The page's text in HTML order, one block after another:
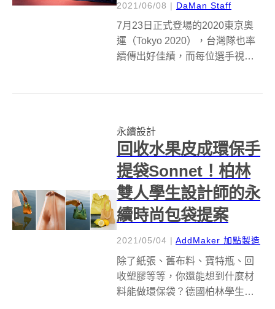
2021/06/08 | DaMan Staff
7月23日正式登場的2020東京奧
運（Tokyo 2020），台灣隊也率
續傳出好佳績，而每位選手視為
徽的野老朝雄操刀。設計上，...
永續設計
回收水果皮成環保手
提袋Sonnet！柏林
雙人學生設計師的永
續時尚包袋提案
2021/05/04 | AddMaker 加點製造
除了紙張、舊布料、寶特瓶、回
收塑膠等等，你還能想到什麼材
料能做環保袋？德國柏林學生設